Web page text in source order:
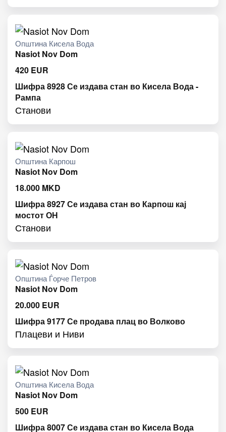
Општина Кисела Вода
Nasiot Nov Dom
420 EUR
Шифра 8928 Се издава стан во Кисела Вода -
Рампа
Станови
Општина Карпош
Nasiot Nov Dom
18.000 MKD
Шифра 8927 Се издава стан во Карпош кај
мостот ОН
Станови
Општина Ѓорче Петров
Nasiot Nov Dom
20.000 EUR
Шифра 9177 Се продава плац во Волково
Плацеви и Ниви
Општина Кисела Вода
Nasiot Nov Dom
500 EUR
Шифра 8007 Се издава стан во Кисела Вода